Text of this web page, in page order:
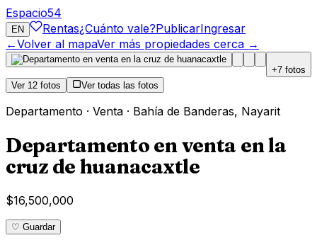
Espacio54
EN Rentas¿Cuánto vale?PublicarIngresar
←Volver al mapaVer más propiedades cerca →
+7 fotos
Ver 12 fotos Ver todas las fotos
Departamento · Venta · Bahía de Banderas, Nayarit
Departamento en venta en la
cruz de huanacaxtle
$16,500,000
♡ Guardar